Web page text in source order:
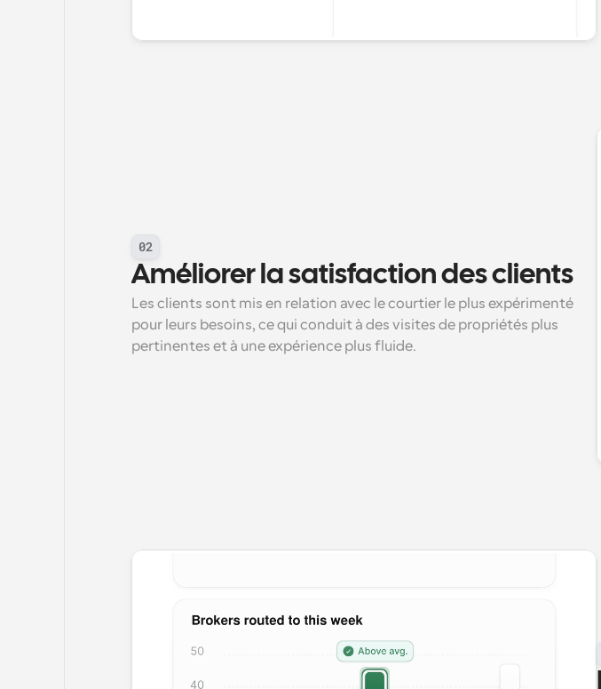
02
Améliorer la satisfaction des clients
Les clients sont mis en relation avec le courtier le plus expérimenté
pour leurs besoins, ce qui conduit à des visites de propriétés plus
pertinentes et à une expérience plus fluide.